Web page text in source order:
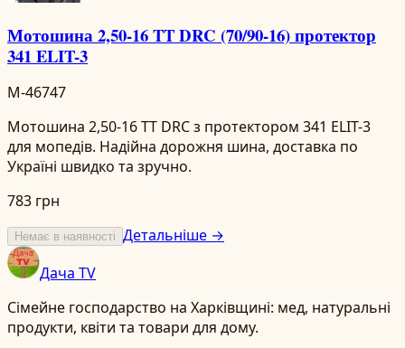
Мотошина 2,50-16 TT DRC (70/90-16) протектор
341 ELIT-3
M-46747
Мотошина 2,50-16 TT DRC з протектором 341 ELIT-3
для мопедів. Надійна дорожня шина, доставка по
Україні швидко та зручно.
783 грн
Немає в наявності Детальніше →
Дача TV
Сімейне господарство на Харківщині: мед, натуральні
продукти, квіти та товари для дому.